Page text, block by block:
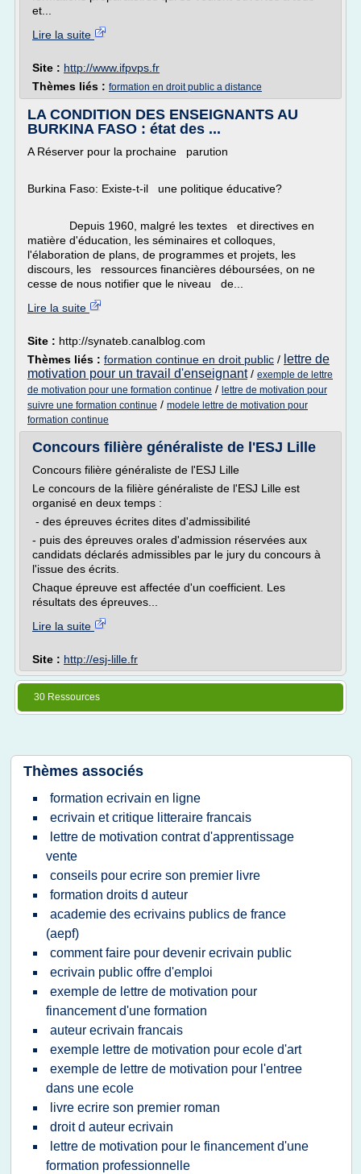
et...
Lire la suite
Site : http://www.ifpvps.fr
Thèmes liés : formation en droit public a distance
LA CONDITION DES ENSEIGNANTS AU
BURKINA FASO : état des ...
A Réserver pour la prochaine parution
Burkina Faso: Existe-t-il une politique éducative?
Depuis 1960, malgré les textes et directives en
matière d'éducation, les séminaires et colloques,
l'élaboration de plans, de programmes et projets, les
discours, les ressources financières déboursées, on ne
cesse de nous notifier que le niveau de...
Lire la suite
Site : http://synateb.canalblog.com
Thèmes liés : formation continue en droit public / lettre de
motivation pour un travail d'enseignant/ exemple de lettre
de motivation pour une formation continue / lettre de motivation pour
suivre une formation continue / modele lettre de motivation pour
formation continue
Concours filière généraliste de l'ESJ Lille
Concours filière généraliste de l'ESJ Lille
Le concours de la filière généraliste de l'ESJ Lille est
organisé en deux temps :
- des épreuves écrites dites d'admissibilité
- puis des épreuves orales d'admission réservées aux
candidats déclarés admissibles par le jury du concours à
l'issue des écrits.
Chaque épreuve est affectée d'un coefficient. Les
résultats des épreuves...
Lire la suite
Site : http://esj-lille.fr
30 Ressources
Thèmes associés
formation ecrivain en ligne
ecrivain et critique litteraire francais
lettre de motivation contrat d'apprentissage
vente
conseils pour ecrire son premier livre
formation droits d auteur
academie des ecrivains publics de france
(aepf)
comment faire pour devenir ecrivain public
ecrivain public offre d'emploi
exemple de lettre de motivation pour
financement d'une formation
auteur ecrivain francais
exemple lettre de motivation pour ecole d'art
exemple de lettre de motivation pour l'entree
dans une ecole
livre ecrire son premier roman
droit d auteur ecrivain
lettre de motivation pour le financement d'une
formation professionnelle